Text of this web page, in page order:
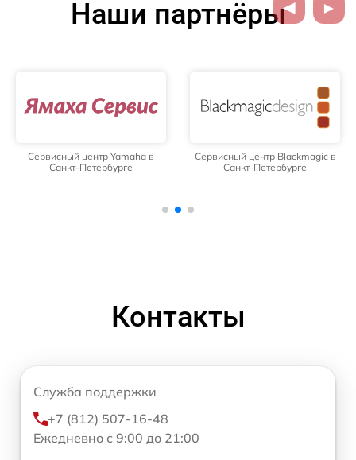
Наши партнёры
Сервисный центр Yamaha в
Санкт-Петербурге
Сервисный центр Blackmagic в
Санкт-Петербурге
Контакты
Служба поддержки
+7 (812) 507-16-48
Ежедневно с 9:00 до 21:00